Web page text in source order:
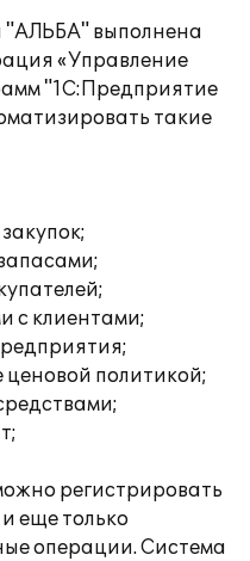
выполнена
«Управление
"1С:Предприятие
такие
с клиентами;
ценовой политикой;
регистрировать
еще только
операции. Система